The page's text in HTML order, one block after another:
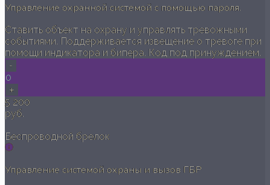
Управление охранной системой с помощью пароля.
Ставить объект на охрану и управлять тревожными
событиями. Поддерживается извещение о тревоге при
помощи индикатора и бипера. Код под принуждением.
-
0
+
5 200
руб.
Беспроводной брелок
Управление системой охраны и вызов ГБР